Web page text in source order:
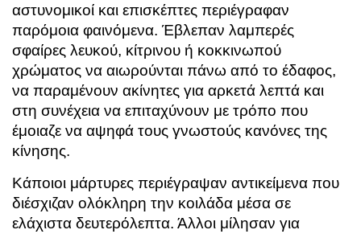
αστυνομικοί και επισκέπτες περιέγραφαν
παρόμοια φαινόμενα. Έβλεπαν λαμπερές
σφαίρες λευκού, κίτρινου ή κοκκινωπού
χρώματος να αιωρούνται πάνω από το έδαφος,
να παραμένουν ακίνητες για αρκετά λεπτά και
στη συνέχεια να επιταχύνουν με τρόπο που
έμοιαζε να αψηφά τους γνωστούς κανόνες της
κίνησης.
Κάποιοι μάρτυρες περιέγραψαν αντικείμενα που
διέσχιζαν ολόκληρη την κοιλάδα μέσα σε
ελάχιστα δευτερόλεπτα. Άλλοι μίλησαν για